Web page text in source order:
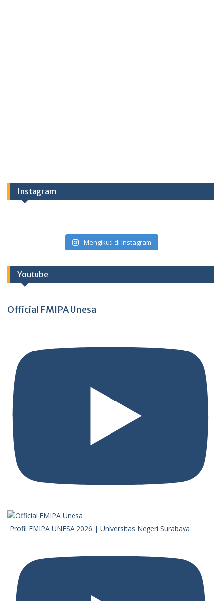
Instagram
Mengikuti di Instagram
Youtube
Official FMIPA Unesa
Profil FMIPA UNESA 2026 | Universitas Negeri Surabaya